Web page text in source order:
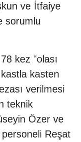
ve İtfaiye
sorumlu
kez "olası
kasten
verilmesi
teknik
Özer ve
Reşat